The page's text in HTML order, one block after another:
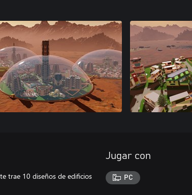
trae 10 diseños de edificios
Jugar con
PC